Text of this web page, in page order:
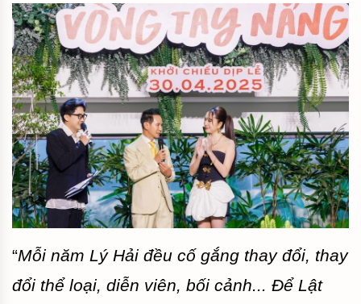
“Mỗi năm Lý Hải đều cố gắng thay đổi, thay
đổi thể loại, diễn viên, bối cảnh... Để Lật